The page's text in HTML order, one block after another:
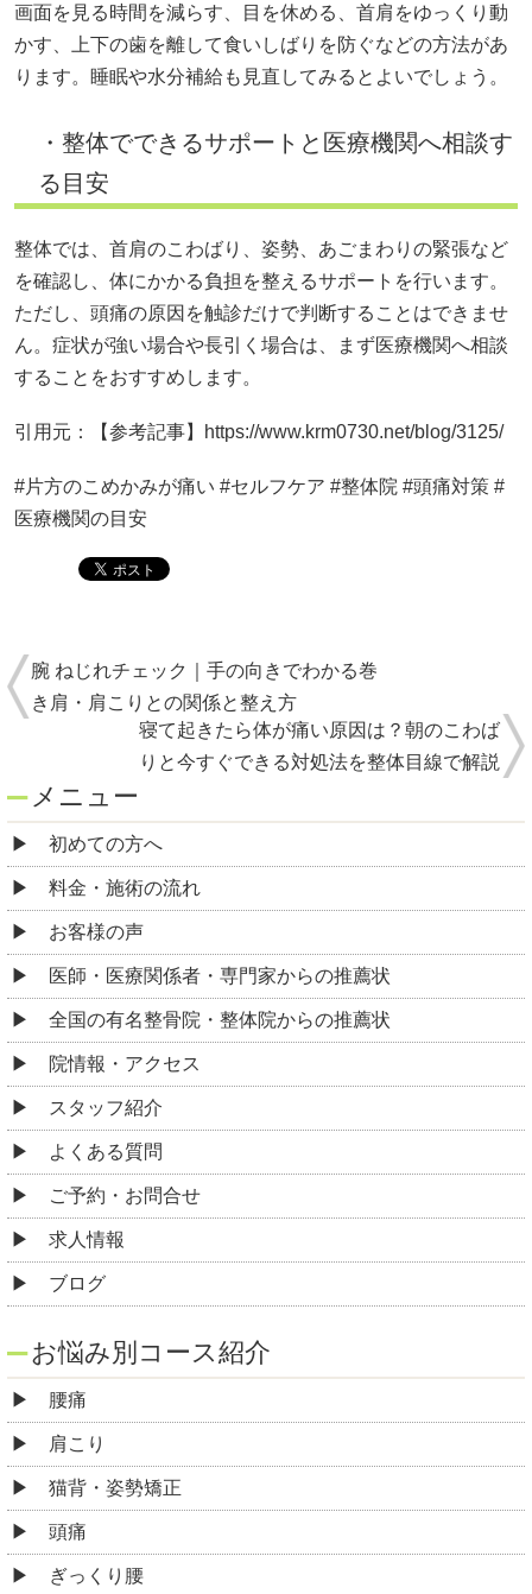
画面を見る時間を減らす、目を休める、首肩をゆっくり動
かす、上下の歯を離して食いしばりを防ぐなどの方法があ
ります。睡眠や水分補給も見直してみるとよいでしょう。
・整体でできるサポートと医療機関へ相談す
る目安
整体では、首肩のこわばり、姿勢、あごまわりの緊張など
を確認し、体にかかる負担を整えるサポートを行います。
ただし、頭痛の原因を触診だけで判断することはできませ
ん。症状が強い場合や長引く場合は、まず医療機関へ相談
することをおすすめします。
引用元：【参考記事】https://www.krm0730.net/blog/3125/
#片方のこめかみが痛い #セルフケア #整体院 #頭痛対策 #
医療機関の目安
腕 ねじれチェック｜手の向きでわかる巻
き肩・肩こりとの関係と整え方
寝て起きたら体が痛い原因は？朝のこわば
りと今すぐできる対処法を整体目線で解説
メニュー
初めての方へ
料金・施術の流れ
お客様の声
医師・医療関係者・専門家からの推薦状
全国の有名整骨院・整体院からの推薦状
院情報・アクセス
スタッフ紹介
よくある質問
ご予約・お問合せ
求人情報
ブログ
お悩み別コース紹介
腰痛
肩こり
猫背・姿勢矯正
頭痛
ぎっくり腰